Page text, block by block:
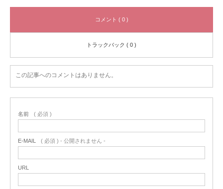
コメント ( 0 )
トラックバック ( 0 )
この記事へのコメントはありません。
名前 ( 必須 )
E-MAIL ( 必須 ) - 公開されません -
URL